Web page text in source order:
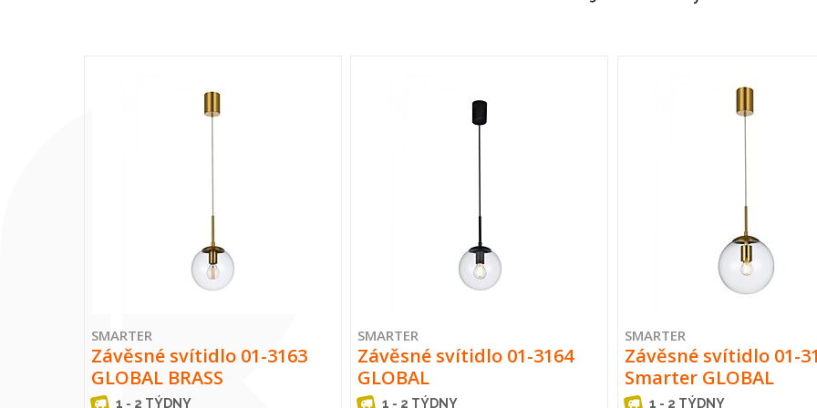
SMARTER
Závěsné svítidlo 01-3163
GLOBAL BRASS
1 - 2 TÝDNY
SMARTER
Závěsné svítidlo 01-3164
GLOBAL
1 - 2 TÝDNY
SMARTER
Závěsné svítidlo 01-
Smarter GLOBAL
1 - 2 TÝDNY